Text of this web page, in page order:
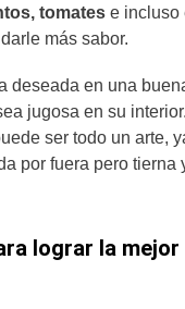
tomates e incluso
más sabor.
deseada en una
jugosa en su
ser todo un arte,
por fuera pero tierna
lograr la